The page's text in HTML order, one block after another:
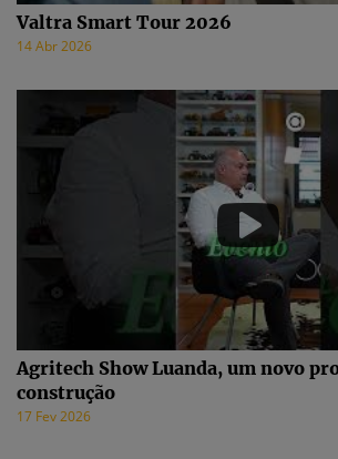
Valtra Smart Tour 2026
14 Abr 2026
Agritech Show Luanda, um novo
construção
17 Fev 2026